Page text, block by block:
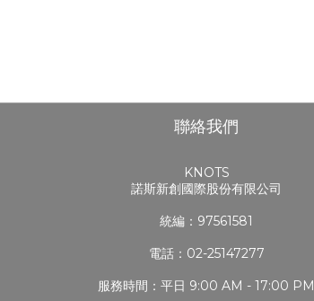
聯絡我們
KNOTS
諾斯新創國際股份有限公司
統編：97561581
電話：02-25147277
服務時間：平日 9:00 AM - 17:00 PM